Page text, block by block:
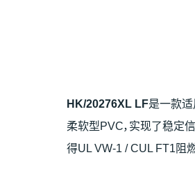
HK/20276XL LF是一款适
柔软型PVC，实现了稳定
得UL VW-1 / CUL FT1阻燃